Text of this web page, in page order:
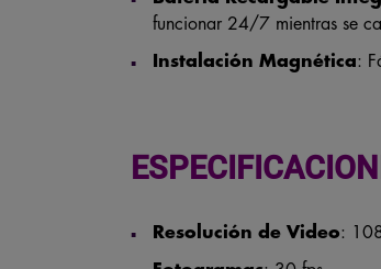
funcionar 24/7 mientras se
Instalación Magnética:
Resolución de Video: